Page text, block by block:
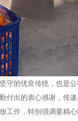
守的优良传统，也是
付出的衷心感谢，传
工作，特别强调要精